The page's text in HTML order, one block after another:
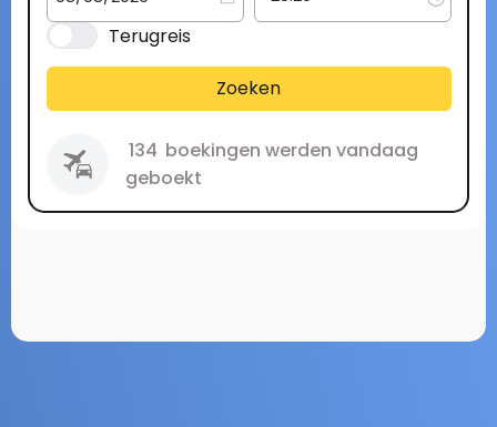
Terugreis
Zoeken
134 boekingen werden vandaag
geboekt